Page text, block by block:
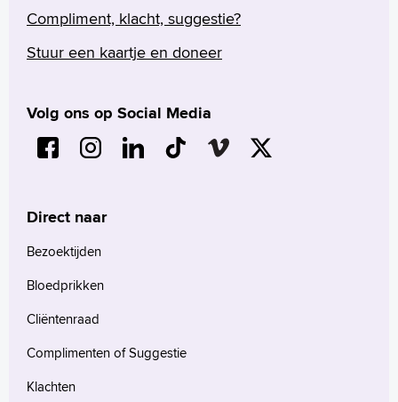
Arabisch
Compliment, klacht, suggestie?
Stuur een kaartje en doneer
Volg ons op Social Media
Direct naar
Bezoektijden
Bloedprikken
Cliëntenraad
Complimenten of Suggestie
Klachten